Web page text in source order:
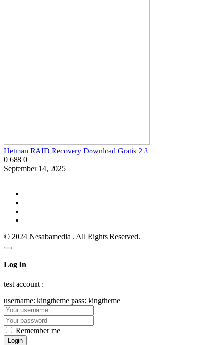
Hetman RAID Recovery Download Gratis 2.8
0 688 0
September 14, 2025
© 2024 Nesabamedia . All Rights Reserved.
Log In
test account :
username: kingtheme pass: kingtheme
Remember me